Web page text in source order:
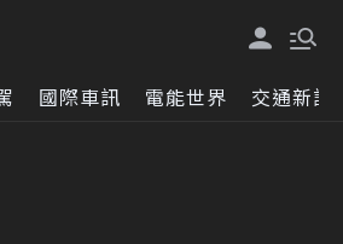
國際車訊 電能世界 交通新訊